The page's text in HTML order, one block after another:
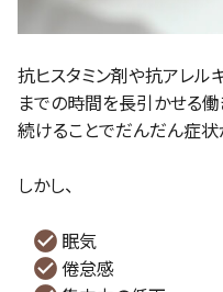
抗ヒスタミン剤や抗アレル
までの時間を長引かせる働
続けることでだんだん症状
しかし、
眠気
倦怠感